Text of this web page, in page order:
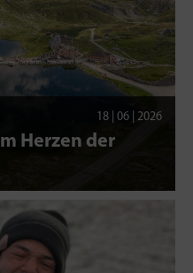
18 | 06 | 2026
Herzen der